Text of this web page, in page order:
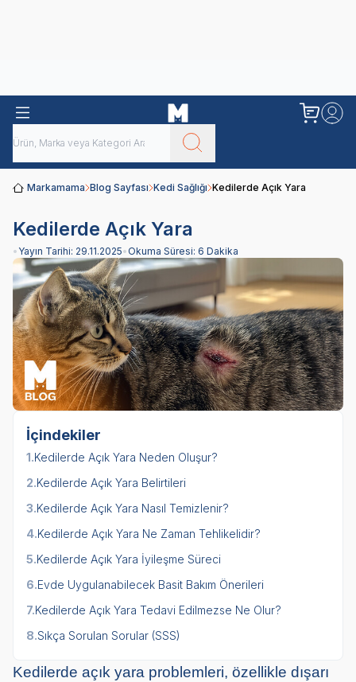
Markamama Blog Sayfası Kedi Sağlığı Kedilerde Açık Yara
Kedilerde Açık Yara
• Yayın Tarihi: 29.11.2025•Okuma Süresi: 6 Dakika
İçindekiler
1.Kedilerde Açık Yara Neden Oluşur?
2.Kedilerde Açık Yara Belirtileri
3.Kedilerde Açık Yara Nasıl Temizlenir?
4.Kedilerde Açık Yara Ne Zaman Tehlikelidir?
5.Kedilerde Açık Yara İyileşme Süreci
6.Evde Uygulanabilecek Basit Bakım Önerileri
7.Kedilerde Açık Yara Tedavi Edilmezse Ne Olur?
8.Sıkça Sorulan Sorular (SSS)
Kedilerde açık yara problemleri, özellikle dışarı